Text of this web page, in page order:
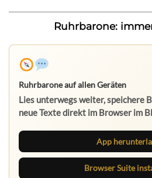
Ruhrbarone:
Ruhrbarone auf allen Geräten
Lies unterwegs weiter, speichere
neue Texte direkt im Browser im
App
Browser Suite